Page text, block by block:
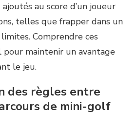
au score d’un joueur
telles que frapper dans un
Comprendre ces
pour maintenir un avantage
le jeu.
des règles entre
de mini-golf